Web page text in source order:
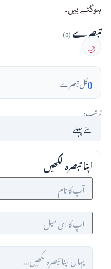
ہوگئے ہیں۔
تبصرے(0)
🌙
0کل تبصرے
ترتیب:
اپنا تبصرہ لکھیں